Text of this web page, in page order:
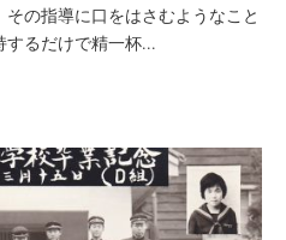
の指導に口をはさむようなこと
するだけで精一杯...